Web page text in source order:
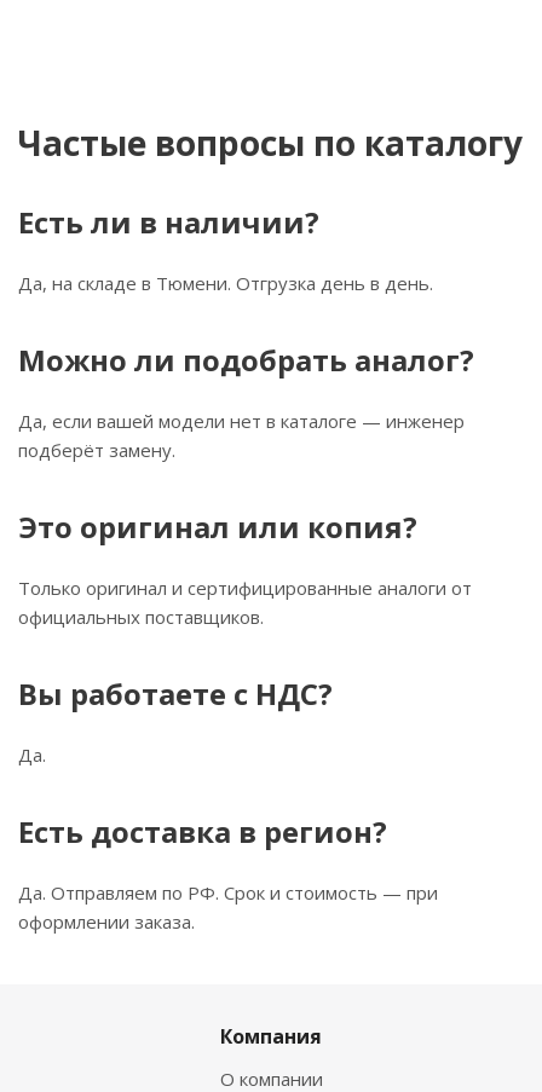
Частые вопросы по каталогу
Есть ли в наличии?
Да, на складе в Тюмени. Отгрузка день в день.
Можно ли подобрать аналог?
Да, если вашей модели нет в каталоге — инженер
подберёт замену.
Это оригинал или копия?
Только оригинал и сертифицированные аналоги от
официальных поставщиков.
Вы работаете с НДС?
Да.
Есть доставка в регион?
Да. Отправляем по РФ. Срок и стоимость — при
оформлении заказа.
Компания
О компании